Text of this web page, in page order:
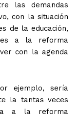
enlazadas
las demandas
con la situación
de la educación,
a la reforma
con la agenda
ejemplo, sería
la tantas veces
a la reforma